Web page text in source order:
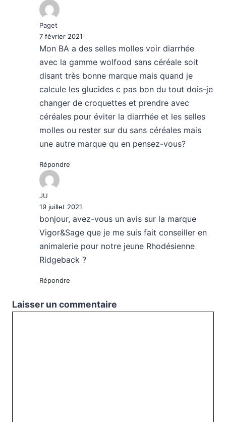
Paget
7 février 2021
Mon BA a des selles molles voir diarrhée
avec la gamme wolfood sans céréale soit
disant très bonne marque mais quand je
calcule les glucides c pas bon du tout dois-je
changer de croquettes et prendre avec
céréales pour éviter la diarrhée et les selles
molles ou rester sur du sans céréales mais
une autre marque qu en pensez-vous?
Répondre
JU
19 juillet 2021
bonjour, avez-vous un avis sur la marque
Vigor&Sage que je me suis fait conseiller en
animalerie pour notre jeune Rhodésienne
Ridgeback ?
Répondre
Laisser un commentaire